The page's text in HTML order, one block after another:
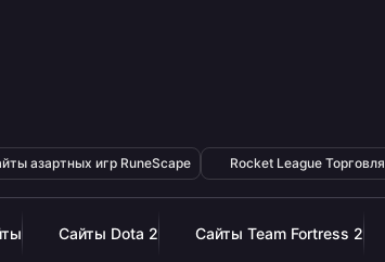
азартных игр RuneScape Rocket League Торговля
Сайты Dota 2 Сайты Team Fortress 2